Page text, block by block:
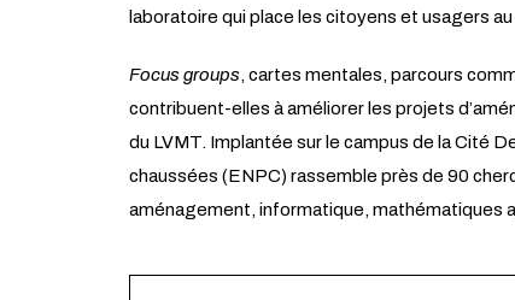
laboratoire qui place les citoyens et usagers
Focus groups, cartes mentales, parcours
contribuent-elles à améliorer les projets
du LVMT. Implantée sur le campus de la Cité
chaussées (ENPC) rassemble près de 90
aménagement, informatique, mathématiques